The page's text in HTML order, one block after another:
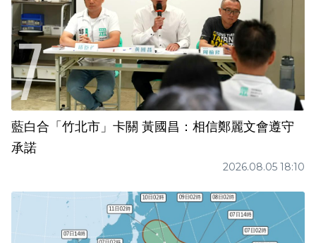
藍白合「竹北市」卡關 黃國昌：相信鄭麗文會遵守
承諾
2026.08.05 18:10